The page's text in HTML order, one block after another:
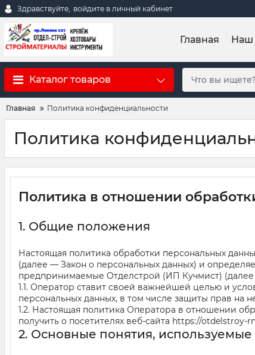
Здравствуйте, войдите в личный кабинет
Главная Наш
Каталог товаров
Главная Политика конфиденциальности
Политика
Политика в отношении
1. Общие положения
Настоящая политика обработки персональных
(далее — Закон о персональных данных) и
предпринимаемые Отделстрой (ИП Кучмист)
1.1. Оператор ставит своей важнейшей целью и
персональных данных, в том числе защиты прав на
1.2. Настоящая политика Оператора в отношении
получить о посетителях веб-сайта https://otdelstroy-
2. Основные понятия,